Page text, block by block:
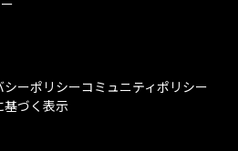
シーポリシーコミュニティポリシー
基づく表示